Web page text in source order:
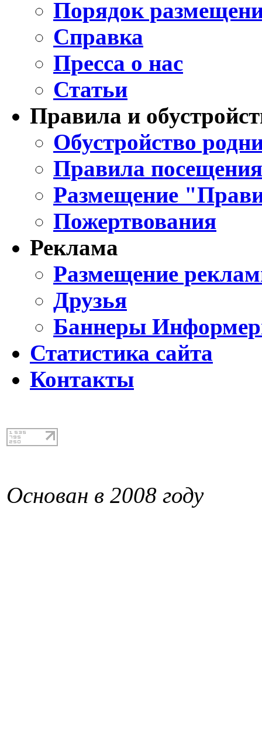
Порядок
Справка
Пресса о нас
Статьи
Правила и
Обустройство
Правила
Размещение
Пожертвования
Реклама
Размещение
Друзья
Баннеры
Статистика сайта
Контакты
Основан в 2008 году